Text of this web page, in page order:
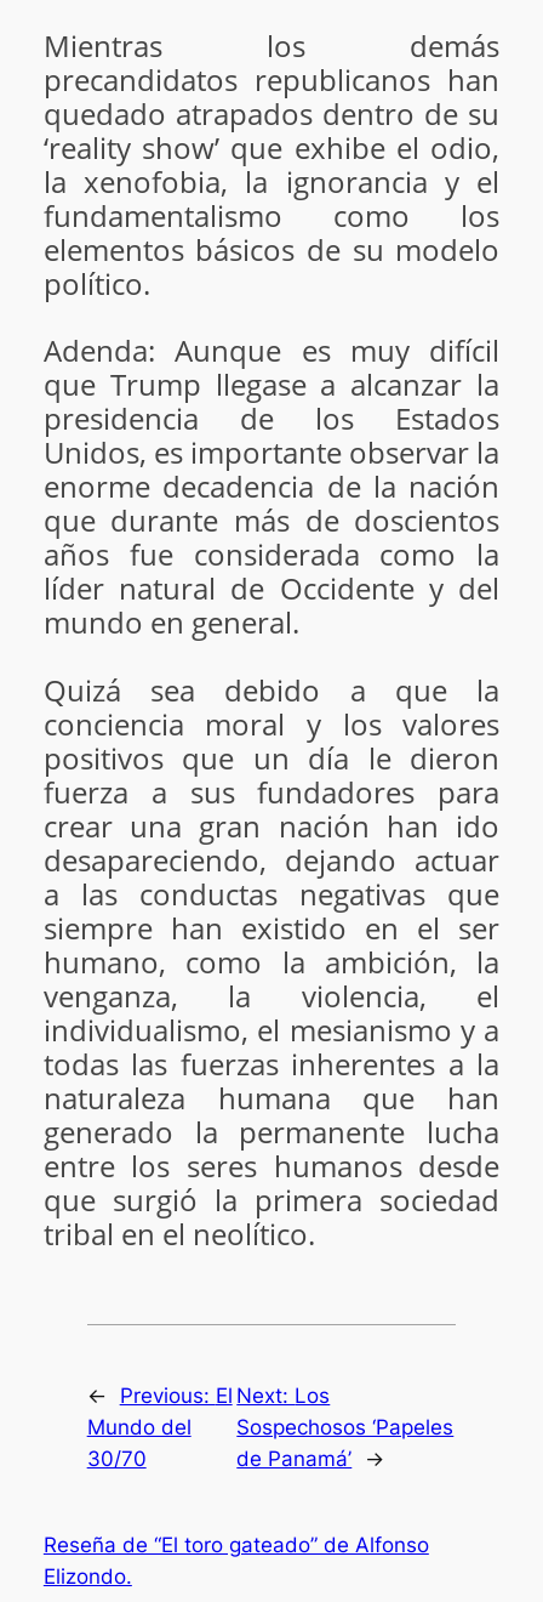
Mientras los demás
precandidatos republicanos han
quedado atrapados dentro de su
‘reality show’ que exhibe el odio,
la xenofobia, la ignorancia y el
fundamentalismo como los
elementos básicos de su modelo
político.
Adenda: Aunque es muy difícil
que Trump llegase a alcanzar la
presidencia de los Estados
Unidos, es importante observar la
enorme decadencia de la nación
que durante más de doscientos
años fue considerada como la
líder natural de Occidente y del
mundo en general.
Quizá sea debido a que la
conciencia moral y los valores
positivos que un día le dieron
fuerza a sus fundadores para
crear una gran nación han ido
desapareciendo, dejando actuar
a las conductas negativas que
siempre han existido en el ser
humano, como la ambición, la
venganza, la violencia, el
individualismo, el mesianismo y a
todas las fuerzas inherentes a la
naturaleza humana que han
generado la permanente lucha
entre los seres humanos desde
que surgió la primera sociedad
tribal en el neolítico.
← Previous: El
Mundo del
30/70
Next: Los
Sospechosos ‘Papeles
de Panamá’
→
Reseña de “El toro gateado” de Alfonso
Elizondo.